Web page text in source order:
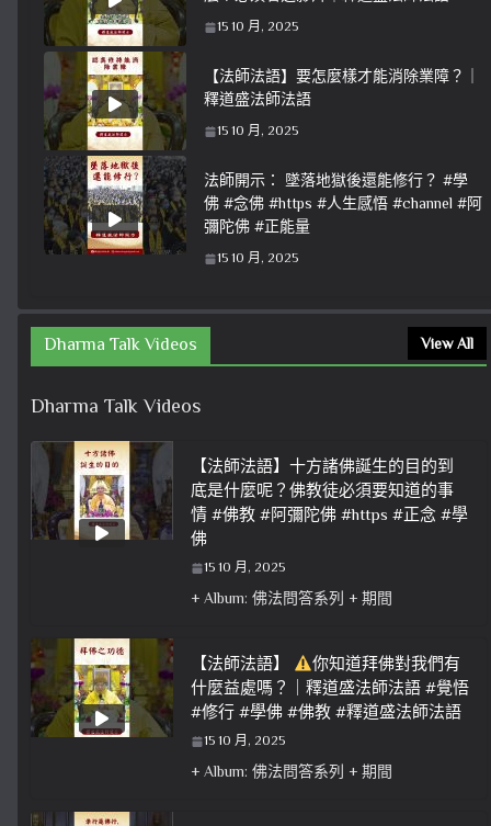
15 10 月, 2025
【法師法語】要怎麼樣才能消除業障？｜
釋道盛法師法語
15 10 月, 2025
法師開示： 墜落地獄後還能修行？ #學
佛 #念佛 #https #人生感悟 #channel #阿
彌陀佛 #正能量
15 10 月, 2025
Dharma Talk Videos View All
Dharma Talk Videos
【法師法語】十方諸佛誕生的目的到
底是什麼呢？佛教徒必須要知道的事
情 #佛教 #阿彌陀佛 #https #正念 #學
佛
15 10 月, 2025
+ Album: 佛法問答系列 + 期間
【法師法語】
你知道拜佛對我們有
什麼益處嗎？｜釋道盛法師法語 #覺悟
#修行 #學佛 #佛教 #釋道盛法師法語
15 10 月, 2025
+ Album: 佛法問答系列 + 期間